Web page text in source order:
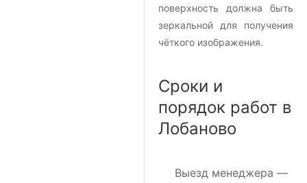
поверхность должна быть
зеркальной для получения
чёткого изображения.
Сроки и
порядок работ в
Лобаново
Выезд менеджера —